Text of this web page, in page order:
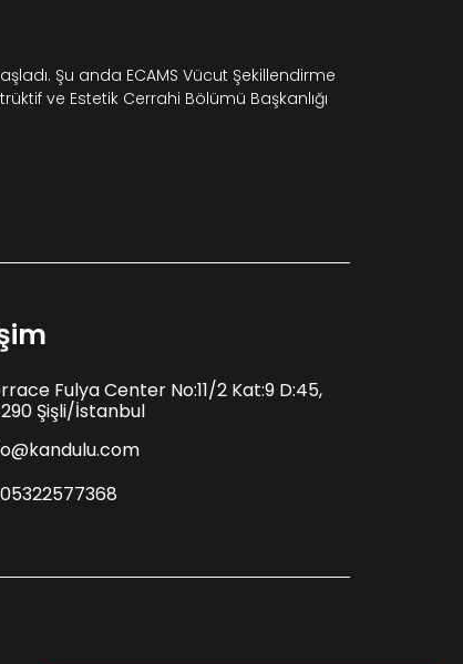
Şu anda ECAMS Vücut Şekillendirme
ve Estetik Cerrahi Bölümü Başkanlığı
Fulya Center No:11/2 Kat:9 D:45,
Şişli/İstanbul